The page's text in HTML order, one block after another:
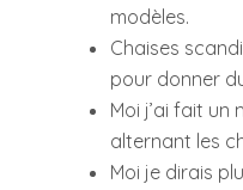
modèles.
Chaises
pour donner
Moi j’ai fait un
alternant les
Moi je dirais